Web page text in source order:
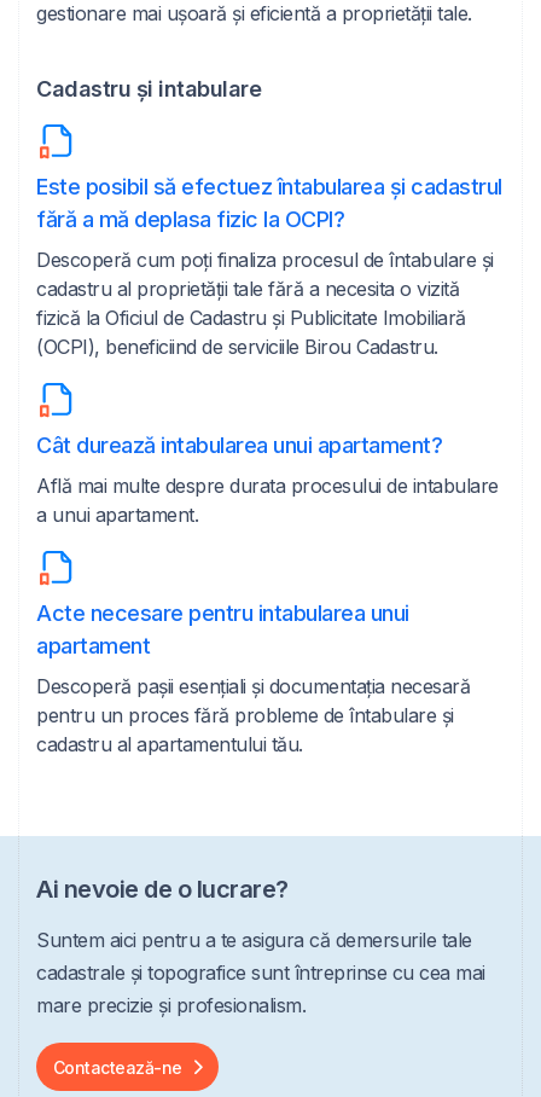
gestionare mai ușoară și eficientă a proprietății tale.
Cadastru și intabulare
Este posibil să efectuez întabularea și cadastrul
fără a mă deplasa fizic la OCPI?
Descoperă cum poți finaliza procesul de întabulare și
cadastru al proprietății tale fără a necesita o vizită
fizică la Oficiul de Cadastru și Publicitate Imobiliară
(OCPI), beneficiind de serviciile Birou Cadastru.
Cât durează intabularea unui apartament?
Află mai multe despre durata procesului de intabulare
a unui apartament.
Acte necesare pentru intabularea unui
apartament
Descoperă pașii esențiali și documentația necesară
pentru un proces fără probleme de întabulare și
cadastru al apartamentului tău.
Ai nevoie de o lucrare?
Suntem aici pentru a te asigura că demersurile tale
cadastrale și topografice sunt întreprinse cu cea mai
mare precizie și profesionalism.
Contactează-ne